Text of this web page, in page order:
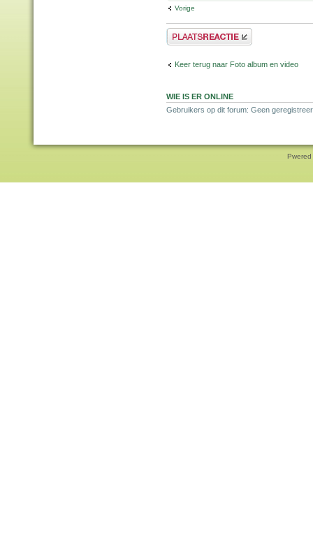
Vorige
Plaats een reactie
Keer terug naar Foto album en video
WIE IS ER ONLINE
Gebruikers op dit forum: Geen